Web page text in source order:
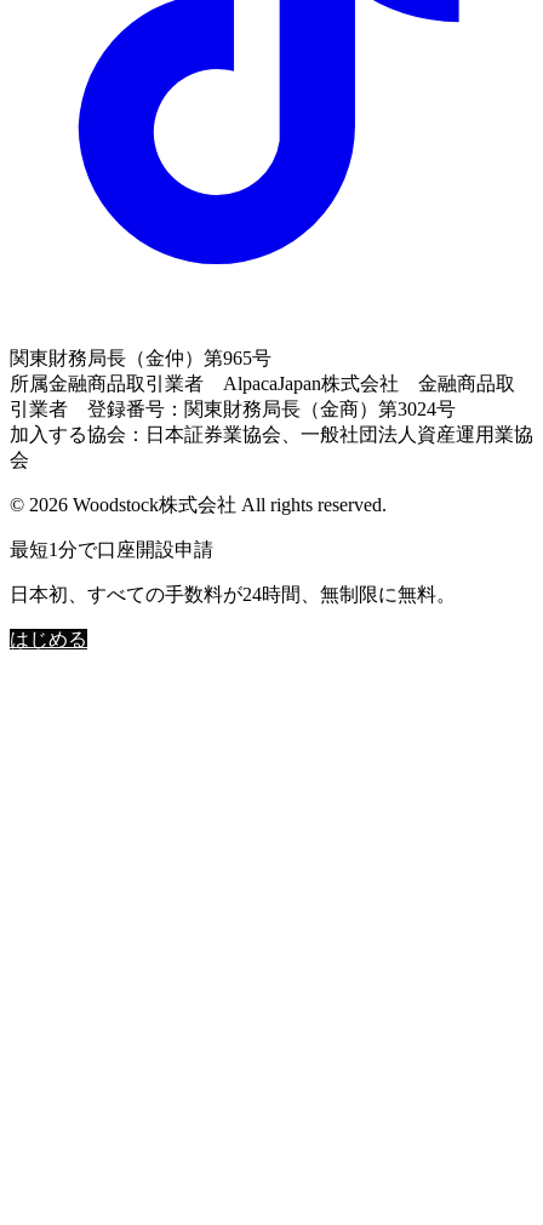
関東財務局長（金仲）第965号
所属金融商品取引業者 AlpacaJapan株式会社 金融商品取
引業者 登録番号：関東財務局長（金商）第3024号
加入する協会：日本証券業協会、一般社団法人資産運用業協
会
© 2026 Woodstock株式会社 All rights reserved.
最短1分で口座開設申請
日本初、すべての手数料が24時間、無制限に無料。
はじめる